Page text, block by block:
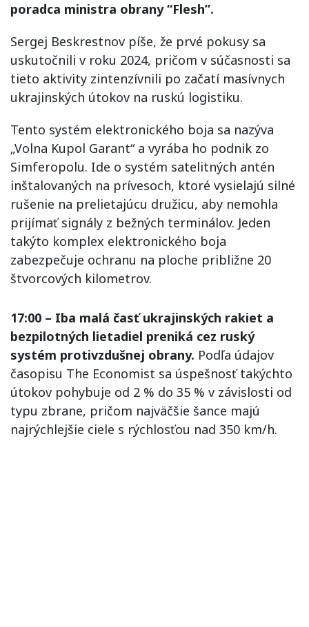
poradca ministra obrany “Flesh”.
Sergej Beskrestnov píše, že prvé pokusy sa
uskutočnili v roku 2024, pričom v súčasnosti sa
tieto aktivity zintenzívnili po začatí masívnych
ukrajinských útokov na ruskú logistiku.
Tento systém elektronického boja sa nazýva
„Volna Kupol Garant“ a vyrába ho podnik zo
Simferopolu. Ide o systém satelitných antén
inštalovaných na prívesoch, ktoré vysielajú silné
rušenie na prelietajúcu družicu, aby nemohla
prijímať signály z bežných terminálov. Jeden
takýto komplex elektronického boja
zabezpečuje ochranu na ploche približne 20
štvorcových kilometrov.
17:00 – Iba malá časť ukrajinských rakiet a
bezpilotných lietadiel preniká cez ruský
systém protivzdušnej obrany. Podľa údajov
časopisu The Economist sa úspešnosť takýchto
útokov pohybuje od 2 % do 35 % v závislosti od
typu zbrane, pričom najväčšie šance majú
najrýchlejšie ciele s rýchlosťou nad 350 km/h.